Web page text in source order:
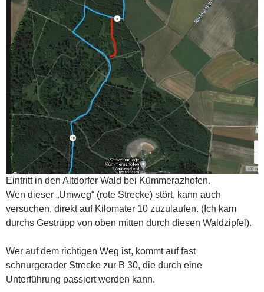
Eintritt in den Altdorfer Wald bei Kümmerazhofen.
Wen dieser „Umweg“ (rote Strecke) stört, kann auch
versuchen, direkt auf Kilomater 10 zuzulaufen. (Ich kam
durchs Gestrüpp von oben mitten durch diesen Waldzipfel).
Wer auf dem richtigen Weg ist, kommt auf fast
schnurgerader Strecke zur B 30, die durch eine
Unterführung passiert werden kann.